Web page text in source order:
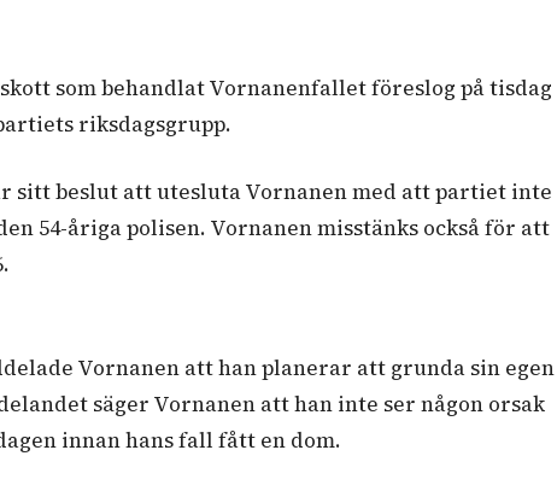
som behandlat Vornanenfallet föreslog på tisdag
riksdagsgrupp.
sitt beslut att utesluta Vornanen med att partiet inte
54-åriga polisen. Vornanen misstänks också för att
Vornanen att han planerar att grunda sin egen
säger Vornanen att han inte ser någon orsak
innan hans fall fått en dom.